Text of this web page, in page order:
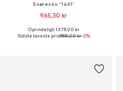
Snøresko '1461'
965,30 kr
Fås i mange størrelser
Oprindeligt: 1.379,00 kr
Sidste laveste pris:988,00 kr-2%